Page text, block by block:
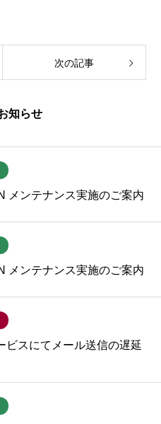
次の記事
知らせ
メンテナンス実施のご案内
メンテナンス実施のご案内
ビスにてメール送信の遅延